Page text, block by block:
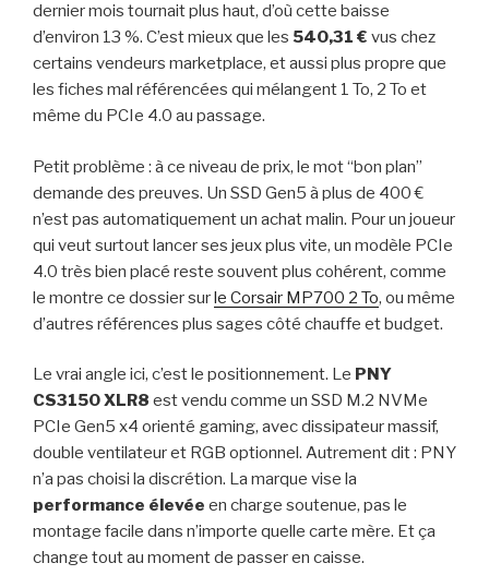
dernier mois tournait plus haut, d’où cette baisse
d’environ 13 %. C’est mieux que les 540,31 € vus chez
certains vendeurs marketplace, et aussi plus propre que
les fiches mal référencées qui mélangent 1 To, 2 To et
même du PCIe 4.0 au passage.
Petit problème : à ce niveau de prix, le mot “bon plan”
demande des preuves. Un SSD Gen5 à plus de 400 €
n’est pas automatiquement un achat malin. Pour un joueur
qui veut surtout lancer ses jeux plus vite, un modèle PCIe
4.0 très bien placé reste souvent plus cohérent, comme
le montre ce dossier surle Corsair MP700 2 To, ou même
d’autres références plus sages côté chauffe et budget.
Le vrai angle ici, c’est le positionnement. Le PNY
CS3150 XLR8 est vendu comme un SSD M.2 NVMe
PCIe Gen5 x4 orienté gaming, avec dissipateur massif,
double ventilateur et RGB optionnel. Autrement dit : PNY
n’a pas choisi la discrétion. La marque vise la
performance élevée en charge soutenue, pas le
montage facile dans n’importe quelle carte mère. Et ça
change tout au moment de passer en caisse.